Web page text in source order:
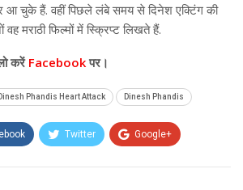
आ चुके हैं. वहीं पिछले लंबे समय से दिनेश एक्टिंग की
वह मराठी फिल्मों में स्क्रिप्ट लिखते हैं.
करेंFacebookपर।
Phandis Heart Attack Dinesh Phandis
Twitter Google+